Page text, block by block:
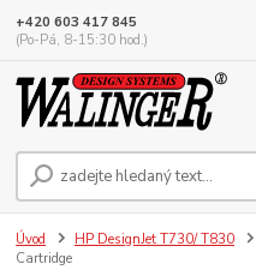
+420 603 417 845
(Po-Pá, 8-15:30 hod.)
Úvod HP DesignJet T730/ T830
Cartridge